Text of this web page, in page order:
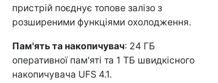
пристрій поєднує топове залізо з
розширеними функціями охолодження.
Пам'ять та накопичувач: 24 ГБ
оперативної пам'яті та 1 ТБ швидкісного
накопичувача UFS 4.1.